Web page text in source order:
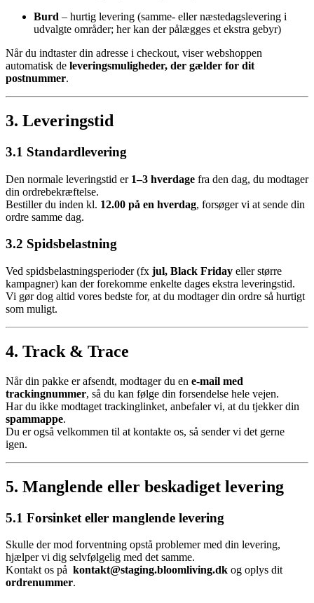
Burd – hurtig levering (samme- eller næstedagslevering i
udvalgte områder; her kan der pålægges et ekstra gebyr)
Når du indtaster din adresse i checkout, viser webshoppen
automatisk de leveringsmuligheder, der gælder for dit
postnummer.
3. Leveringstid
3.1 Standardlevering
Den normale leveringstid er 1–3 hverdage fra den dag, du modtager
din ordrebekræftelse.
Bestiller du inden kl. 12.00 på en hverdag, forsøger vi at sende din
ordre samme dag.
3.2 Spidsbelastning
Ved spidsbelastningsperioder (fx jul, Black Friday eller større
kampagner) kan der forekomme enkelte dages ekstra leveringstid.
Vi gør dog altid vores bedste for, at du modtager din ordre så hurtigt
som muligt.
4. Track & Trace
Når din pakke er afsendt, modtager du en e-mail med
trackingnummer, så du kan følge din forsendelse hele vejen.
Har du ikke modtaget trackinglinket, anbefaler vi, at du tjekker din
spammappe.
Du er også velkommen til at kontakte os, så sender vi det gerne
igen.
5. Manglende eller beskadiget levering
5.1 Forsinket eller manglende levering
Skulle der mod forventning opstå problemer med din levering,
hjælper vi dig selvfølgelig med det samme.
Kontakt os på kontakt@staging.bloomliving.dk og oplys dit
ordrenummer.